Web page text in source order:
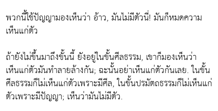
พวกนี้ใช้ปัญญามองเห็นว่า อ้าว, มันไม่มีตัวนี่! มันก็หมดความ
เห็นแก่ตัว
ถ้ายังไม่ขึ้นมาถึงขั้นนี้ ยังอยู่ในขั้นศีลธรรม, เขาก็มองเห็นว่า
เห็นแก่ตัวมันทำลายล้างกัน; ฉะนั้นอย่าเห็นแก่ตัวกันเลย. ในขั้น
ศีลธรรมก็ไม่เห็นแก่ตัวเพราะมีศีล, ในขั้นปรมัตถธรรมก็ไม่เห็นแก่
ตัวเพราะมีปัญญา; เห็นว่ามันไม่มีตัว.